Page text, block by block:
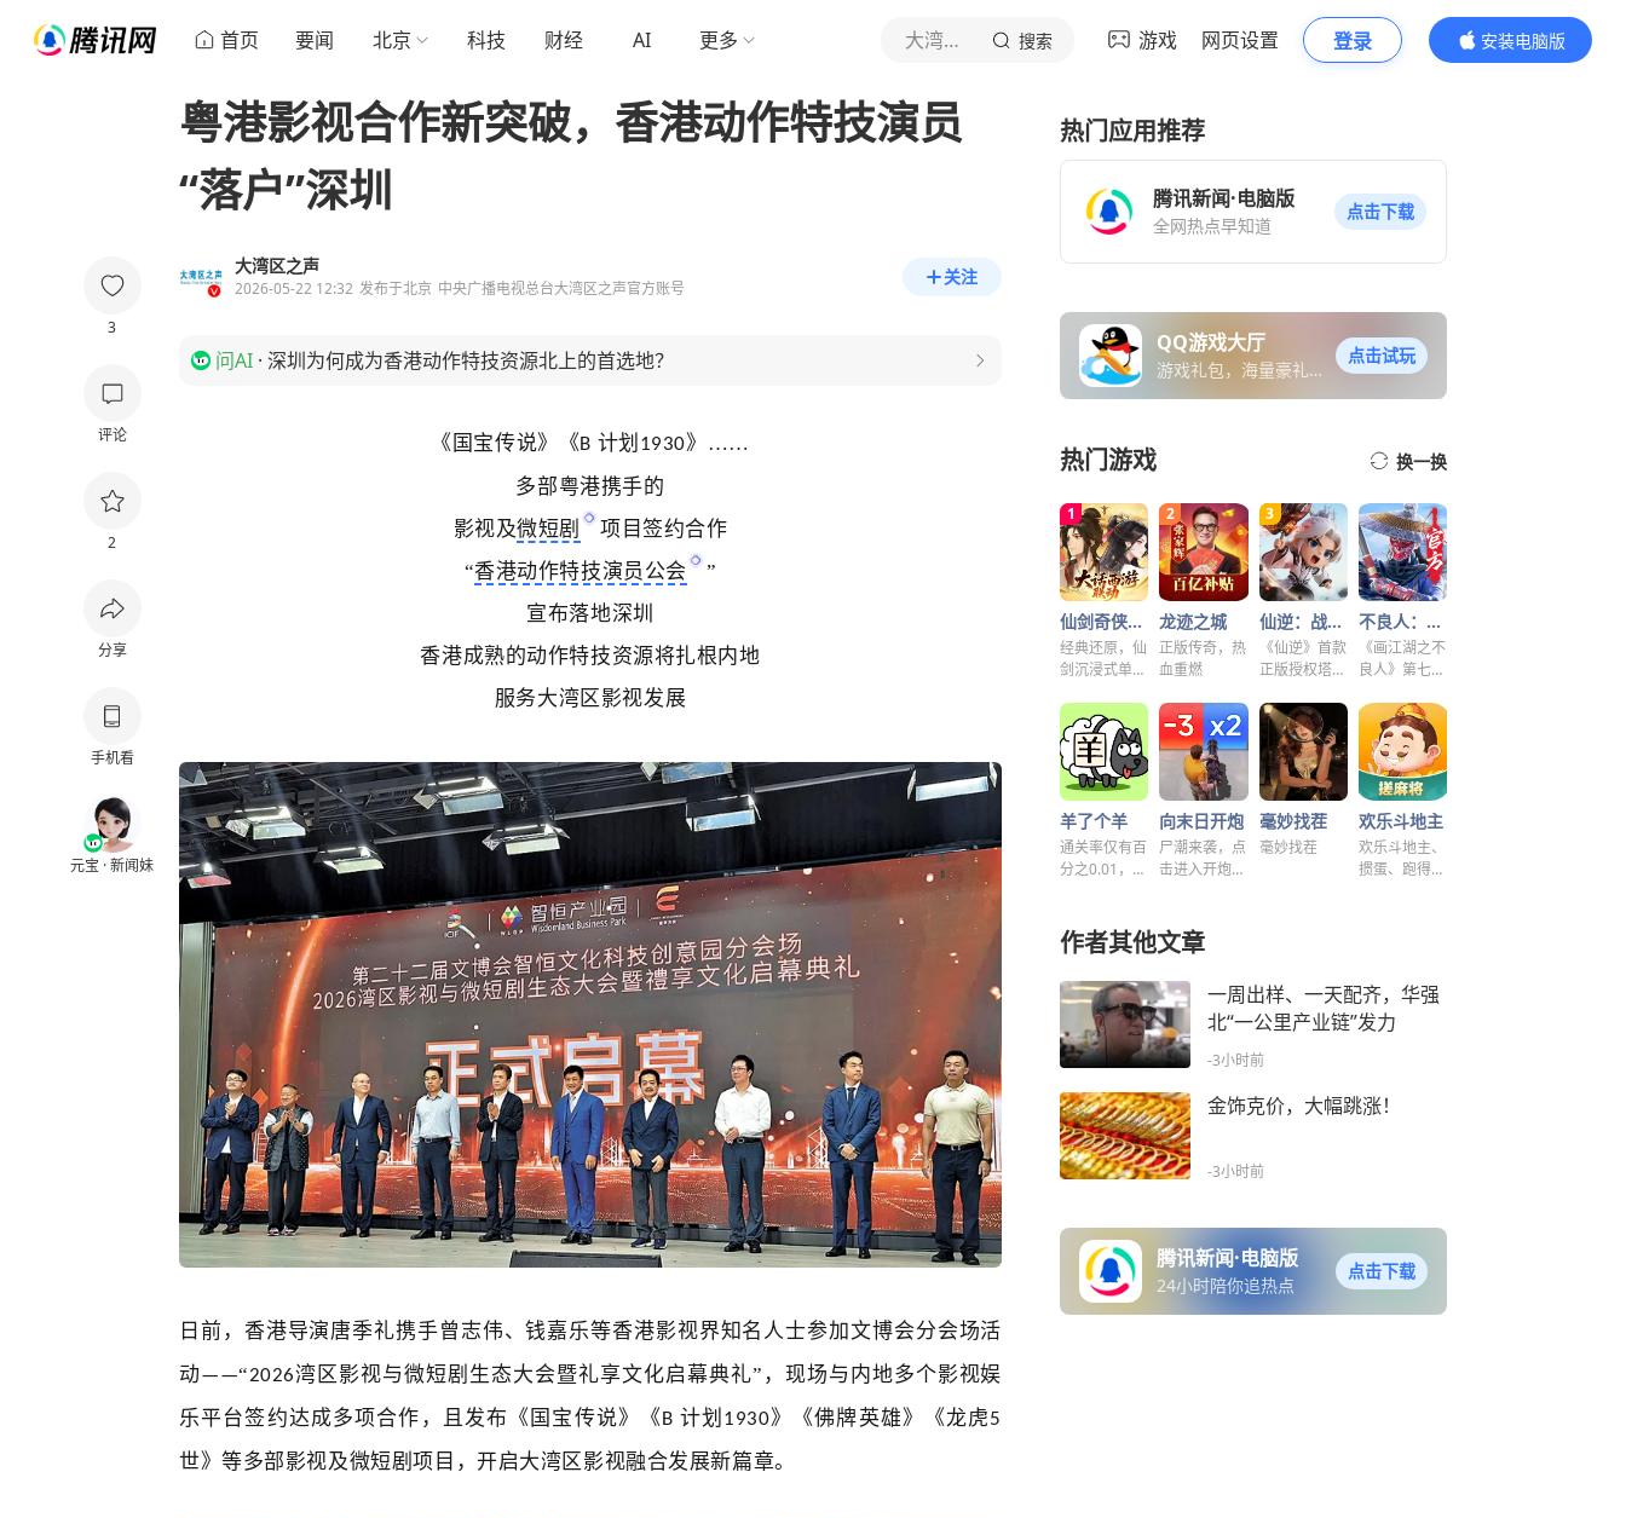
首页 要闻 北京 科技 财经 AI 更多 大湾区之声 搜索 游戏 网页设置 登录
安装电脑版
内容更精彩
3
评论
2
分享
手机看
元宝 · 新闻妹
粤港影视合作新突破，香港动作特技演员
“落户”深圳
大湾区之声
2026-05-22 12:32 发布于北京 中央广播电视总台大湾区之声官方账号
关注
问AI · 深圳为何成为香港动作特技资源北上的首选地？
《国宝传说》《B 计划 1930》……
多部粤港携手的
影视及微短剧 项目签约合作
“香港动作特技演员公会
”
宣布落地深圳
香港成熟的动作特技资源将扎根内地
服务大湾区影视发展
日前，香港导演唐季礼携手曾志伟、钱嘉乐等香港影视界知名人士参加文博会分会场活
动——“2026湾区影视与微短剧生态大会暨礼享文化启幕典礼”， 现场与内地多个影视娱
乐平台签约达成多项合作，且发布《国宝传说》《 B 计划 1930》《佛牌英雄》《龙虎5
世》等多部影视及微短剧项目，开启大湾区影视融合发展新篇章。
热门应用推荐
腾讯新闻·电脑版
全网热点早知道
点击下载
QQ游戏大厅
游戏礼包，海量豪礼免
点击试玩
热门游戏 换一换
仙剑奇侠传之新的开始
经典还原，仙
剑沉浸式单机
龙迹之城
正版传奇，热
血重燃
仙逆：战天道
《仙逆》首款
正版授权塔防
不良人：破局
《画江湖之不
良人》第七季
局！
羊了个羊
通关率仅有百
分之0.01，快
向末日开炮
尸潮来袭，点
击进入开炮宇
毫妙找茬
毫妙找茬
欢乐斗地主
欢乐斗地主、
掼蛋、跑得
作者其他文章
一周出样、一天配齐，华强
北“一公里产业链”发力
-3小时前
金饰克价，大幅跳涨！
-3小时前
腾讯新闻·电脑版
24小时陪你追热点
点击下载